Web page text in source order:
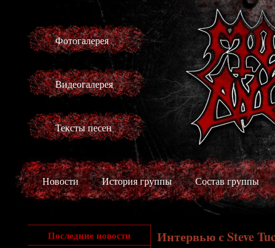
Фотогалерея
Видеогалерея
Тексты песен
Новости История группы Состав группы
Последние новости Интервью с Steve